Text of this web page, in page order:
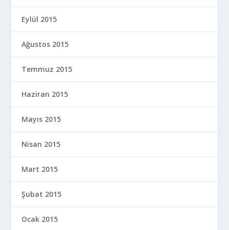
Eylül 2015
Ağustos 2015
Temmuz 2015
Haziran 2015
Mayıs 2015
Nisan 2015
Mart 2015
Şubat 2015
Ocak 2015